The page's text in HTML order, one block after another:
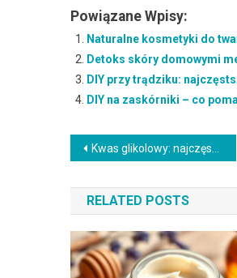
Powiązane Wpisy:
Naturalne kosmetyki do
Detoks skóry domowymi
DIY przy trądziku:
DIY na zaskórniki – co
Nawigacja
wpisu
Kwas glikolowy: najczęstsze błędy, które pogarszają problem
RELATED POSTS